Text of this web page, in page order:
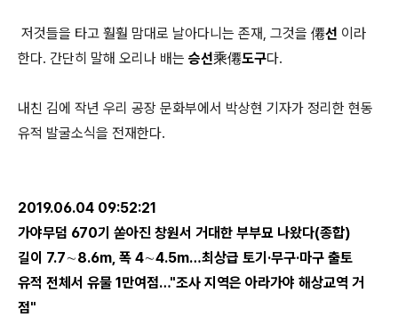
저것들을 타고 훨훨 맘대로 날아다니는 존재, 그것을 僊선 이라
한다. 간단히 말해 오리나 배는 승선乘僊도구다.
내친 김에 작년 우리 공장 문화부에서 박상현 기자가 정리한 현동
유적 발굴소식을 전재한다.
2019.06.04 09:52:21
가야무덤 670기 쏟아진 창원서 거대한 부부묘 나왔다(종합)
길이 7.7∼8.6m, 폭 4∼4.5m…최상급 토기·무구·마구 출토
유적 전체서 유물 1만여점…"조사 지역은 아라가야 해상교역 거
점"